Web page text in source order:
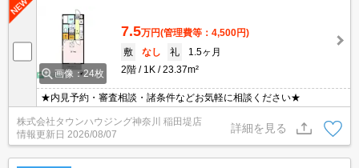
画像：24枚
7.5万円(管理費等：4,500円)
敷
なし 礼
1.5ヶ月
2階
1K 23.37m²
★内見予約・審査相談・諸条件などお気軽に相談ください★
株式会社タウンハウジング神奈川 稲田堤店
情報更新日 2026/08/07
詳細を見る